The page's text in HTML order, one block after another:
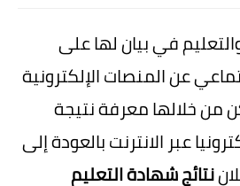
في بيان لها على
عن المنصات الإلكترونية
من خلالها معرفة نتيجة
عبر الانترنت بالعودة إلى
نتائج شهادة التعليم